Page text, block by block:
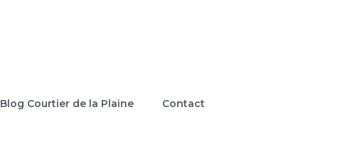
Blog Courtier de la Plaine Contact